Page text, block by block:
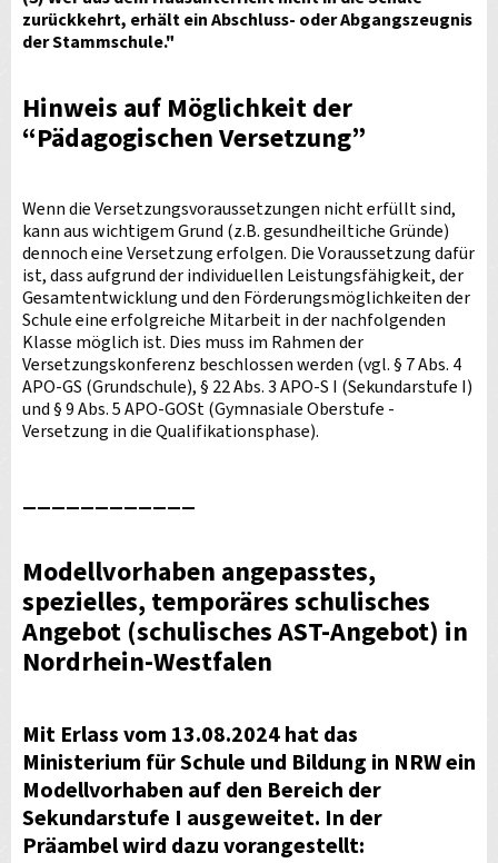
zurückkehrt, erhält ein Abschluss- oder Abgangszeugnis
der Stammschule."
Hinweis auf Möglichkeit der
“Pädagogischen Versetzung”
Wenn die Versetzungsvoraussetzungen nicht erfüllt sind,
kann aus wichtigem Grund (z.B. gesundheiltiche Gründe)
dennoch eine Versetzung erfolgen. Die Voraussetzung dafür
ist, dass aufgrund der individuellen Leistungsfähigkeit, der
Gesamtentwicklung und den Förderungsmöglichkeiten der
Schule eine erfolgreiche Mitarbeit in der nachfolgenden
Klasse möglich ist. Dies muss im Rahmen der
Versetzungskonferenz beschlossen werden (vgl. § 7 Abs. 4
APO-GS (Grundschule), § 22 Abs. 3 APO-S I (Sekundarstufe I)
und § 9 Abs. 5 APO-GOSt (Gymnasiale Oberstufe -
Versetzung in die Qualifikationsphase).
____________
Modellvorhaben angepasstes,
spezielles, temporäres schulisches
Angebot (schulisches AST-Angebot) in
Nordrhein-Westfalen
Mit Erlass vom 13.08.2024 hat das
Ministerium für Schule und Bildung in NRW ein
Modellvorhaben auf den Bereich der
Sekundarstufe I ausgeweitet. In der
Präambel wird dazu vorangestellt: